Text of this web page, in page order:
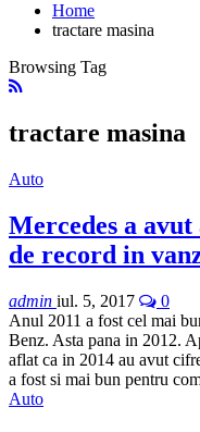
Home
tractare masina
Browsing Tag
tractare masina
Auto
Mercedes a
de record in
admin iul. 5, 2017
0
Anul 2011 a fost cel mai
Benz. Asta pana in 2012.
aflat ca in 2014 au avut
a fost si mai bun pentru
Auto